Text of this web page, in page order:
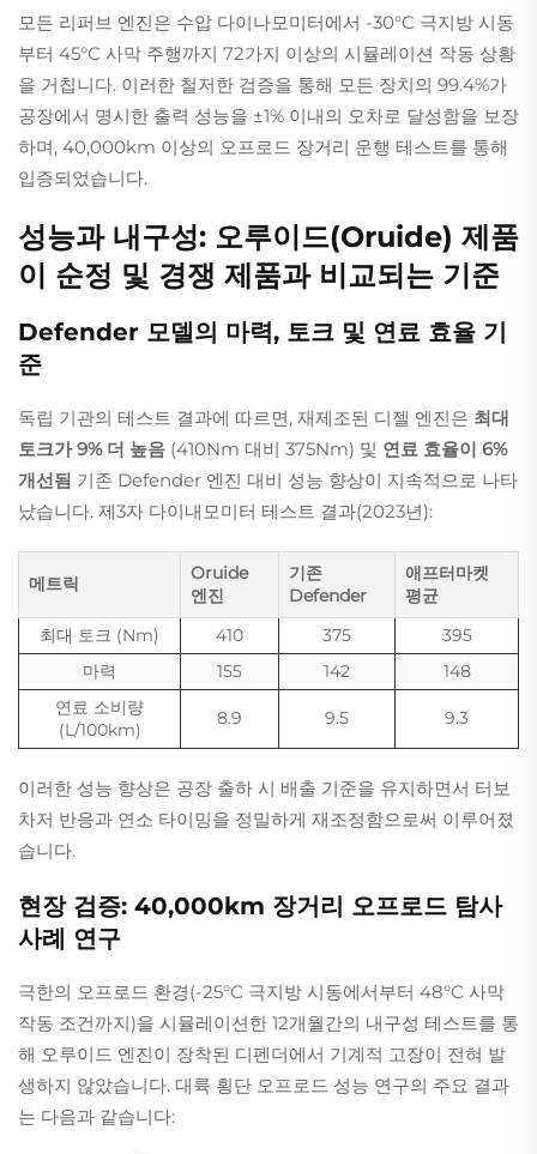
모든 리퍼브 엔진은 수압 다이나모미터에서 -30°C 극지방 시동
부터 45°C 사막 주행까지 72가지 이상의 시뮬레이션 작동 상황
을 거칩니다. 이러한 철저한 검증을 통해 모든 장치의 99.4%가
공장에서 명시한 출력 성능을 ±1% 이내의 오차로 달성함을 보장
하며, 40,000km 이상의 오프로드 장거리 운행 테스트를 통해
입증되었습니다.
성능과 내구성: 오루이드(Oruide) 제품
이 순정 및 경쟁 제품과 비교되는 기준
Defender 모델의 마력, 토크 및 연료 효율 기
준
독립 기관의 테스트 결과에 따르면, 재제조된 디젤 엔진은 최대
토크가 9% 더 높음 (410Nm 대비 375Nm) 및 연료 효율이 6%
개선됨 기존 Defender 엔진 대비 성능 향상이 지속적으로 나타
났습니다. 제3자 다이내모미터 테스트 결과(2023년):
메트릭
Oruide
엔진
기존
Defender
애프터마켓
평균
최대 토크 (Nm)
410 375
395
마력
155 142
148
연료 소비량
(L/100km)
8.9 9.5 9.3
이러한 성능 향상은 공장 출하 시 배출 기준을 유지하면서 터보
차저 반응과 연소 타이밍을 정밀하게 재조정함으로써 이루어졌
습니다.
현장 검증: 40,000km 장거리 오프로드 탐사
사례 연구
극한의 오프로드 환경(-25°C 극지방 시동에서부터 48°C 사막
작동 조건까지)을 시뮬레이션한 12개월간의 내구성 테스트를 통
해 오루이드 엔진이 장착된 디펜더에서 기계적 고장이 전혀 발
생하지 않았습니다. 대륙 횡단 오프로드 성능 연구의 주요 결과
는 다음과 같습니다: